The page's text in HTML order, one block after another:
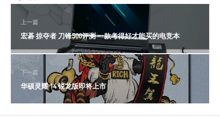
上一篇
宏碁 掠夺者 刀锋500评测 一款考得好才能买的电竞本
下一篇
华硕灵耀 14 锐龙版即将上市